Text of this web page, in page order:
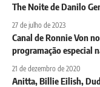
The Noite de Danilo
27 de julho de 2023
Canal de Ronnie Von
programação especial
21 de dezembro de 2020
Anitta, Billie Eilish,